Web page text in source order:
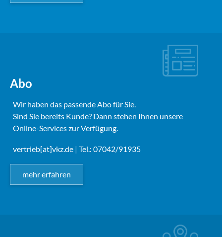
Abo
Wir haben das passende Abo für Sie.
Sind Sie bereits Kunde? Dann stehen Ihnen unsere
Online-Services zur Verfügung.
vertrieb[at]vkz.de | Tel.: 07042/91935
mehr erfahren